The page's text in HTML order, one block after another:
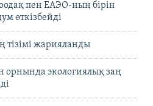
пен ЕАЭО-ның бірін
өткізбейді
тізімі жарияланды
орнында экологиялық заң